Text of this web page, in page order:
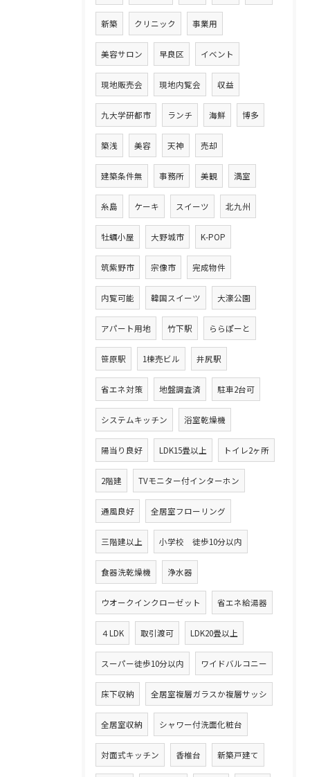
新築 クリニック 事業用
美容サロン 早良区 イベント
現地販売会 現地内覧会 収益
九大学研都市 ランチ 海鮮 博多
築浅 美容 天神 売却
建築条件無 事務所 美観 満室
糸島 ケーキ スイーツ 北九州
牡蠣小屋 大野城市 K-POP
筑紫野市 宗像市 完成物件
内覧可能 韓国スイーツ 大濠公園
アパート用地 竹下駅 ららぽーと
笹原駅 1棟売ビル 井尻駅
省エネ対策 地盤調査済 駐車2台可
システムキッチン 浴室乾燥機
陽当り良好 LDK15畳以上 トイレ2ヶ所
2階建 TVモニター付インターホン
通風良好 全居室フローリング
三階建以上 小学校 徒歩10分以内
食器洗乾燥機 浄水器
ウオークインクローゼット 省エネ給湯器
４LDK 取引渡可 LDK20畳以上
スーパー徒歩10分以内 ワイドバルコニー
床下収納 全居室複層ガラスか複層サッシ
全居室収納 シャワー付洗面化粧台
対面式キッチン 香椎台 新築戸建て